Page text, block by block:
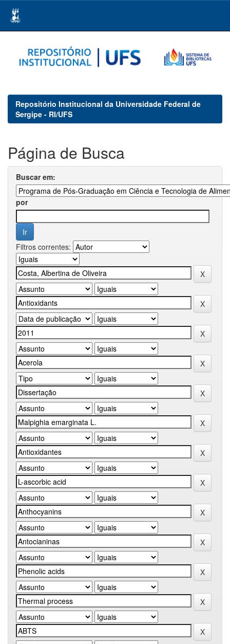
navigation
Repositório Institucional da Universidade Federal de
Sergipe - RI/UFS
Página de Busca
Buscar em:
por
Filtros correntes: